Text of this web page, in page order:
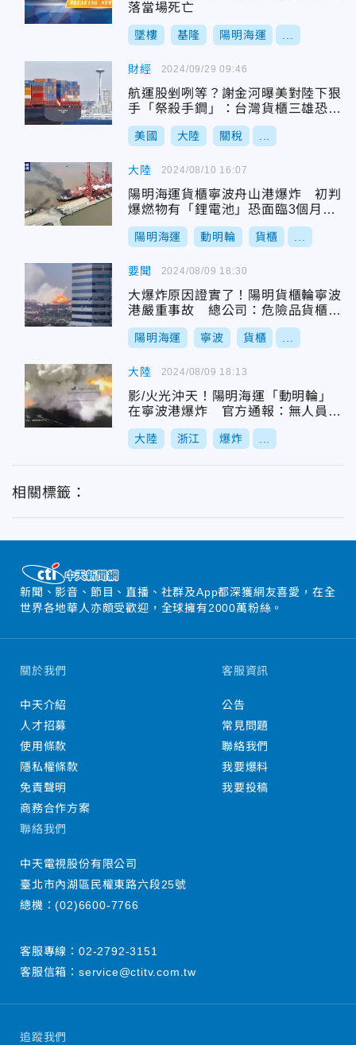
落當場死亡
墜樓 基隆 陽明海運
財經
航運股剉咧等？謝金河曝美對陸下狠
手「祭殺手鐧」：台灣貨櫃三雄恐受
影響
美國 大陸 關稅
2024/09/29 09:46
大陸
陽明海運貨櫃寧波舟山港爆炸 初判
爆燃物有「鋰電池」恐面臨3個月修
船期
陽明海運 動明輪 貨櫃
2024/08/10 16:07
要聞
大爆炸原因證實了！陽明貨櫃輪寧波
港嚴重事故 總公司：危險品貨櫃發
生爆炸
陽明海運 寧波 貨櫃
2024/08/09 18:30
大陸
影/火光沖天！陽明海運「動明輪」
在寧波港爆炸 官方通報：無人員傷
亡
大陸 浙江 爆炸
2024/08/09 18:13
相關標籤：
新聞、影音、節目、直播、社群及App都深獲網友喜愛，在全
世界各地華人亦頗受歡迎，全球擁有2000萬粉絲。
追蹤我們
關於我們
中天介紹
人才招募
使用條款
隱私權條款
免責聲明
商務合作方案
客服資訊
公告
常見問題
聯絡我們
我要爆料
我要投稿
聯絡我們
中天電視股份有限公司
臺北市內湖區民權東路六段25號
總機：(02)6600-7766
客服專線： 02-2792-3151
客服信箱： service@ctitv.com.tw